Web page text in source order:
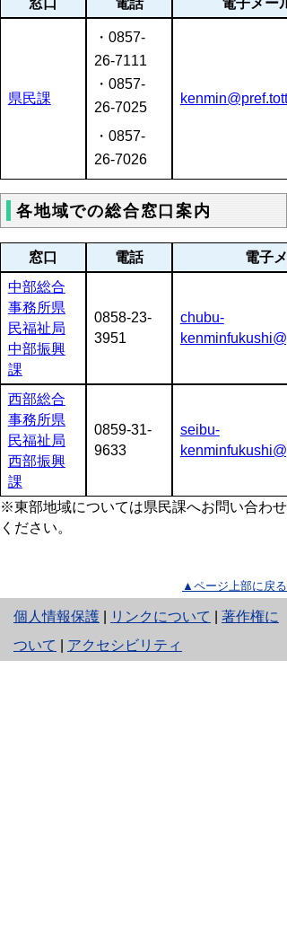
県民課
・ 0857-
26-7111
・0857-
26-7025
・0857-
26-7026
各地域での総合窓口案内
窓口 電話
電子メ
中部総合
事務所県
民福祉局
中部振興
課
0858-23-
3951
chubu-
西部総合
事務所県
民福祉局
西部振興
課
0859-31-
9633
seibu-
※東部地域については県民課へお問い合わせ
ください。
▲ページ上部に戻る
個人情報保護
と
り
リンクについて
著作権に
ついて
アクセシビリティ